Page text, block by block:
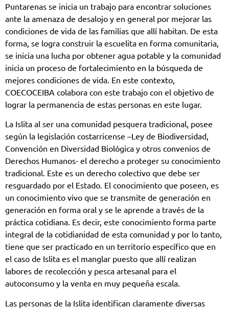
Puntarenas se inicia un trabajo para encontrar soluciones
ante la amenaza de desalojo y en general por mejorar las
condiciones de vida de las familias que allí habitan. De esta
forma, se logra construir la escuelita en forma comunitaria,
se inicia una lucha por obtener agua potable y la comunidad
inicia un proceso de fortalecimiento en la búsqueda de
mejores condiciones de vida. En este contexto,
COECOCEIBA colabora con este trabajo con el objetivo de
lograr la permanencia de estas personas en este lugar.
La Islita al ser una comunidad pesquera tradicional, posee
según la legislación costarricense –Ley de Biodiversidad,
Convención en Diversidad Biológica y otros convenios de
Derechos Humanos- el derecho a proteger su conocimiento
tradicional. Este es un derecho colectivo que debe ser
resguardado por el Estado. El conocimiento que poseen, es
un conocimiento vivo que se transmite de generación en
generación en forma oral y se le aprende a través de la
práctica cotidiana. Es decir, este conocimiento forma parte
integral de la cotidianidad de esta comunidad y por lo tanto,
tiene que ser practicado en un territorio específico que en
el caso de Islita es el manglar puesto que allí realizan
labores de recolección y pesca artesanal para el
autoconsumo y la venta en muy pequeña escala.
Las personas de la Islita identifican claramente diversas